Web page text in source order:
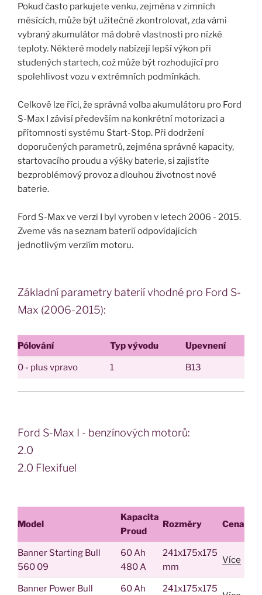
Pokud často parkujete venku, zejména v zimních
měsících, může být užitečné zkontrolovat, zda vámi
vybraný akumulátor má dobré vlastnosti pro nízké
teploty. Některé modely nabízejí lepší výkon při
studených startech, což může být rozhodující pro
spolehlivost vozu v extrémních podmínkách.
Celkově lze říci, že správná volba akumulátoru pro Ford
S-Max I závisí především na konkrétní motorizaci a
přítomnosti systému Start-Stop. Při dodržení
doporučených parametrů, zejména správné kapacity,
startovacího proudu a výšky baterie, si zajistíte
bezproblémový provoz a dlouhou životnost nové
baterie.
Ford S-Max ve verzi I byl vyroben v letech 2006 - 2015.
Zveme vás na seznam baterií odpovídajících
jednotlivým verziím motoru.
Základní parametry baterií vhodné pro Ford S-
Max (2006-2015):
Pólování Typ vývodu Upevnení
0 - plus vpravo 1 B13
Ford S-Max I - benzínových motorů:
2.0
2.0 Flexifuel
Model
Kapacita
Proud
Rozměry Cena
Banner Starting Bull
560 09
60 Ah
480 A
241x175x175
mm
Více
Banner Power Bull 60 Ah 241x175x175